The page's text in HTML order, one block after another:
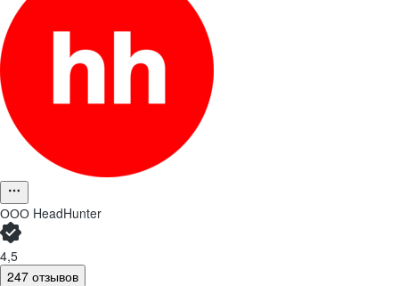
ООО HeadHunter
4,5
247 отзывов